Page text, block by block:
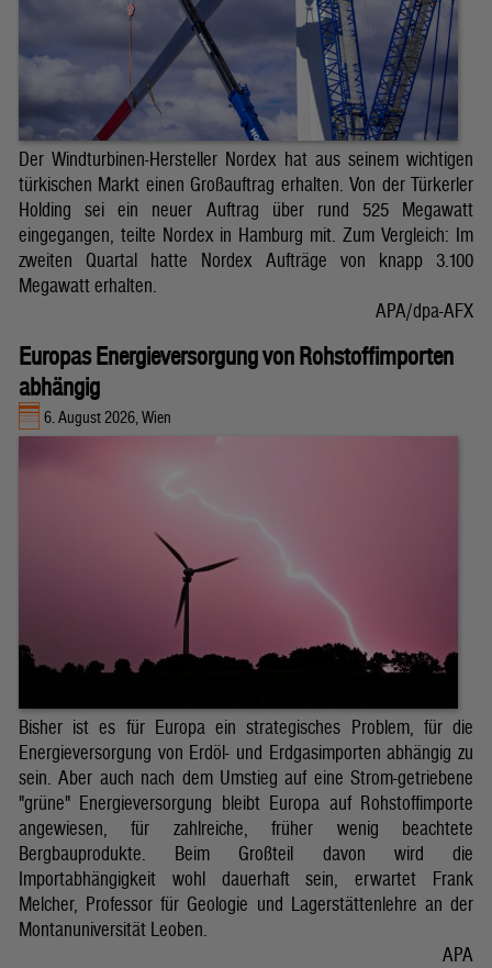
Der Windturbinen-Hersteller Nordex hat aus seinem wichtigen
türkischen Markt einen Großauftrag erhalten. Von der Türkerler
Holding sei ein neuer Auftrag über rund 525 Megawatt
eingegangen, teilte Nordex in Hamburg mit. Zum Vergleich: Im
zweiten Quartal hatte Nordex Aufträge von knapp 3.100
Megawatt erhalten.
APA/dpa-AFX
Europas Energieversorgung von Rohstoffimporten
abhängig
6. August 2026, Wien
Bisher ist es für Europa ein strategisches Problem, für die
Energieversorgung von Erdöl- und Erdgasimporten abhängig zu
sein. Aber auch nach dem Umstieg auf eine Strom-getriebene
"grüne" Energieversorgung bleibt Europa auf Rohstoffimporte
angewiesen, für zahlreiche, früher wenig beachtete
Bergbauprodukte. Beim Großteil davon wird die
Importabhängigkeit wohl dauerhaft sein, erwartet Frank
Melcher, Professor für Geologie und Lagerstättenlehre an der
Montanuniversität Leoben.
APA